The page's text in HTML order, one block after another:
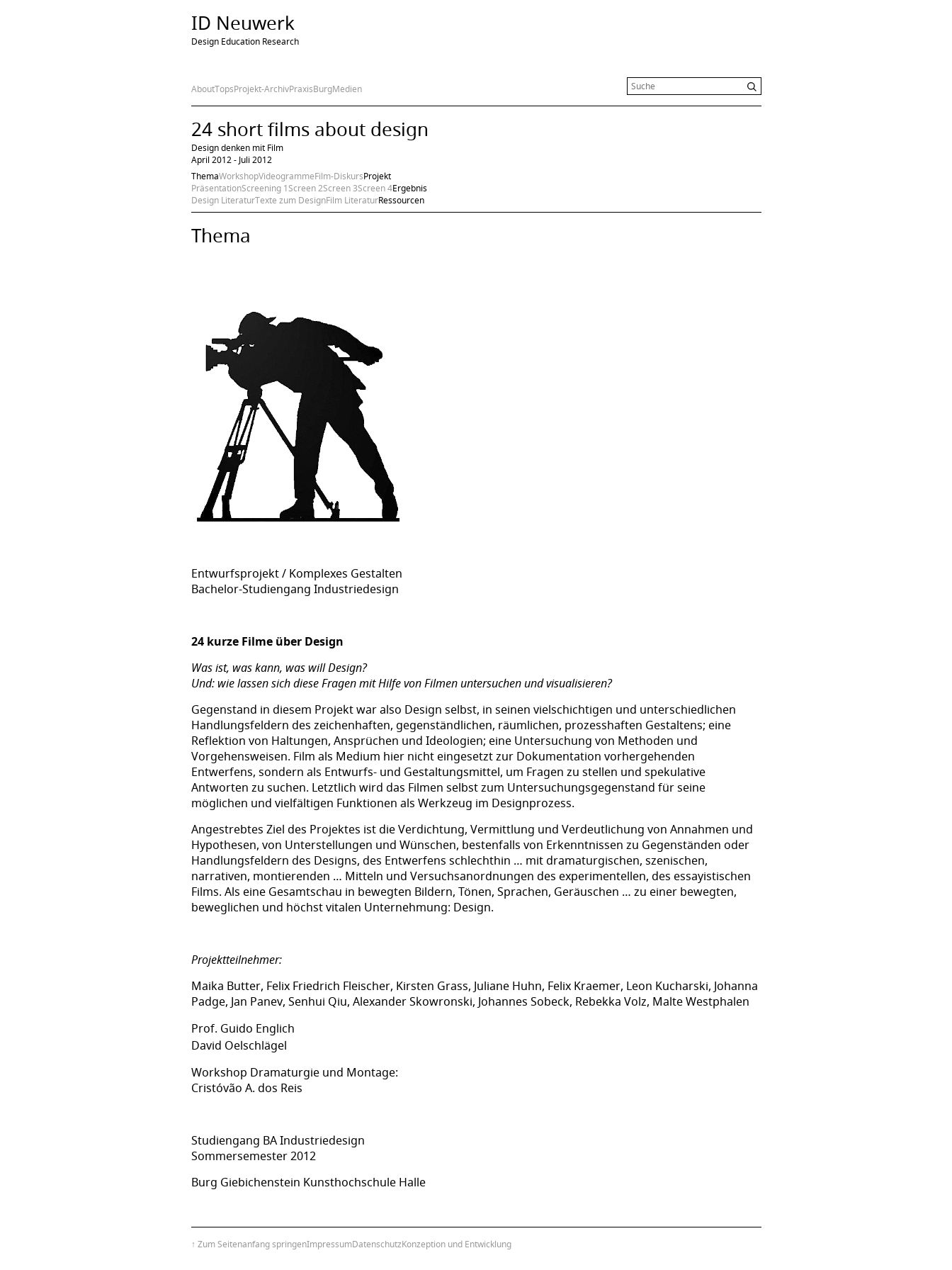
ID Neuwerk
Design Education Research
AboutTopsProjekt-ArchivPraxisBurgMedien
24 short films about design
Design denken mit Film
April 2012 - Juli 2012
ThemaWorkshopVideogrammeFilm-DiskursProjekt
PräsentationScreening 1Screen 2Screen 3Screen 4Ergebnis
Design LiteraturTexte zum DesignFilm LiteraturRessourcen
Thema
Entwurfsprojekt / Komplexes Gestalten
Bachelor-Studiengang Industriedesign
24 kurze Filme über Design
Was ist, was kann, was will Design?
Und: wie lassen sich diese Fragen mit Hilfe von Filmen untersuchen und visualisieren?
Gegenstand in diesem Projekt war also Design selbst, in seinen vielschichtigen und unterschiedlichen
Handlungsfeldern des zeichenhaften, gegenständlichen, räumlichen, prozesshaften Gestaltens; eine
Reflektion von Haltungen, Ansprüchen und Ideologien; eine Untersuchung von Methoden und
Vorgehensweisen. Film als Medium hier nicht eingesetzt zur Dokumentation vorhergehenden
Entwerfens, sondern als Entwurfs- und Gestaltungsmittel, um Fragen zu stellen und spekulative
Antworten zu suchen. Letztlich wird das Filmen selbst zum Untersuchungsgegenstand für seine
möglichen und vielfältigen Funktionen als Werkzeug im Designprozess.
Angestrebtes Ziel des Projektes ist die Verdichtung, Vermittlung und Verdeutlichung von Annahmen und
Hypothesen, von Unterstellungen und Wünschen, bestenfalls von Erkenntnissen zu Gegenständen oder
Handlungsfeldern des Designs, des Entwerfens schlechthin … mit dramaturgischen, szenischen,
narrativen, montierenden … Mitteln und Versuchsanordnungen des experimentellen, des essayistischen
Films. Als eine Gesamtschau in bewegten Bildern, Tönen, Sprachen, Geräuschen … zu einer bewegten,
beweglichen und höchst vitalen Unternehmung: Design.
Projektteilnehmer:
Maika Butter, Felix Friedrich Fleischer, Kirsten Grass, Juliane Huhn, Felix Kraemer, Leon Kucharski, Johanna
Padge, Jan Panev, Senhui Qiu, Alexander Skowronski, Johannes Sobeck, Rebekka Volz, Malte Westphalen
Prof. Guido Englich
David Oelschlägel
Workshop Dramaturgie und Montage:
Cristóvão A. dos Reis
Studiengang BA Industriedesign
Sommersemester 2012
Burg Giebichenstein Kunsthochschule Halle
↑ Zum Seitenanfang springenImpressumDatenschutzKonzeption und Entwicklung